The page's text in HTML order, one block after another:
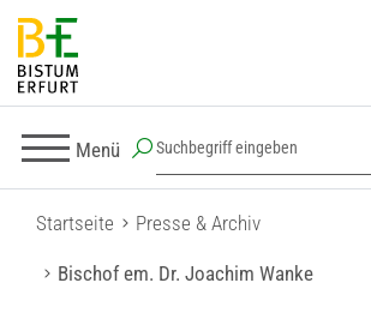
Menü
Startseite Presse & Archiv
Bischof em. Dr. Joachim Wanke